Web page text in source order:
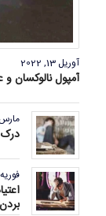
آوریل 13, 2022
آمپول نالوکسان
مارس 4,
درک
فوریه 27, 2022